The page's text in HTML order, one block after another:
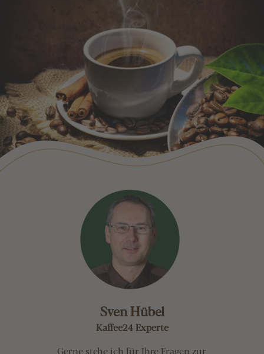
Sven Hübel
Kaffee24 Experte
Gerne stehe ich für Ihre Fragen zur